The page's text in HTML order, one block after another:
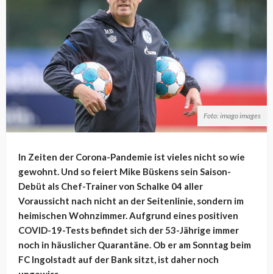
Foto: imago images
In Zeiten der Corona-Pandemie ist vieles nicht so wie
gewohnt. Und so feiert Mike Büskens sein Saison-
Debüt als Chef-Trainer von Schalke 04 aller
Voraussicht nach nicht an der Seitenlinie, sondern im
heimischen Wohnzimmer. Aufgrund eines positiven
COVID-19-Tests befindet sich der 53-Jährige immer
noch in häuslicher Quarantäne. Ob er am Sonntag beim
FC Ingolstadt auf der Bank sitzt, ist daher noch